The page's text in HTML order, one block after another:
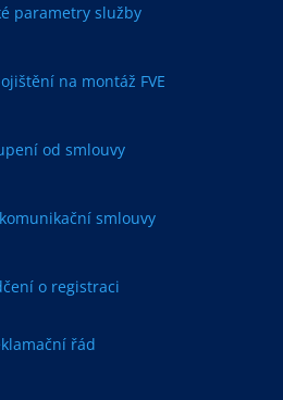
parametry služby
na montáž FVE
od smlouvy
smlouvy
o registraci
řád